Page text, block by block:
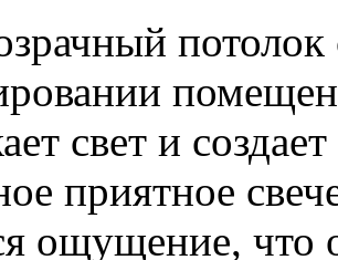
свет и
приятное
ощущение, что